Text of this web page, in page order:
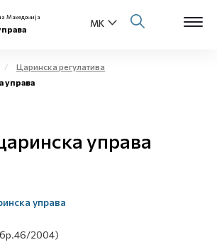
Македонија
Царинска регулатива
управа
управа
управа
2004)